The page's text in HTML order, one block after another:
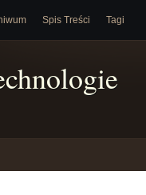
Spis Treści Tagi